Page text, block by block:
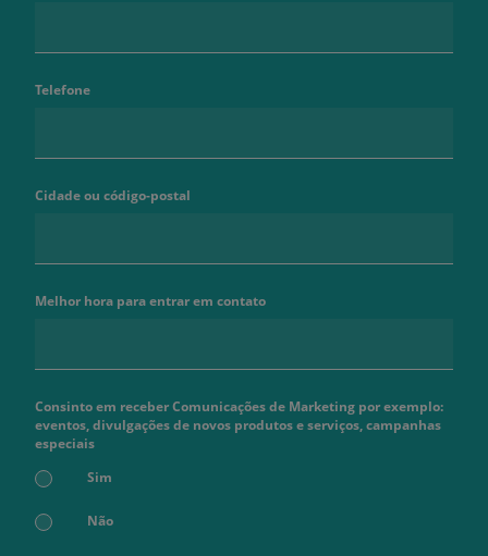
Telefone
Cidade ou código-postal
Melhor hora para entrar em contato
Consinto em receber Comunicações de Marketing por exemplo:
eventos, divulgações de novos produtos e serviços, campanhas
especiais
Sim
Não